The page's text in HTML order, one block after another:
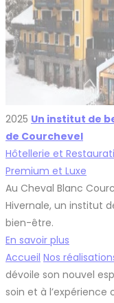
2025 Un institut de
de Courchevel
Hôtellerie et
Premium et Luxe
Au Cheval Blanc
Hivernale, un institut
bien-être.
En savoir plus
Accueil Nos
dévoile son nouvel
soin et à l’expérience